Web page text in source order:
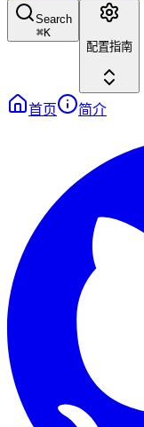
Search
⌘K
配置指南
首页 简介